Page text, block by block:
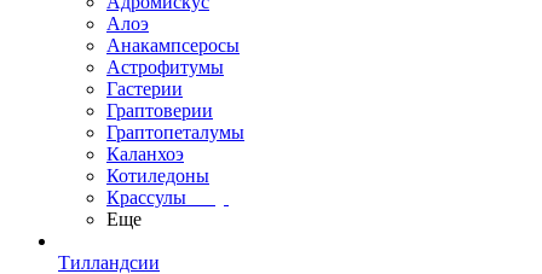
Алоэ
Анакампсеросы
Астрофитумы
Гастерии
Граптоверии
Граптопеталумы
Каланхоэ
Котиледоны
Крассулы
Еще
Тилландсии